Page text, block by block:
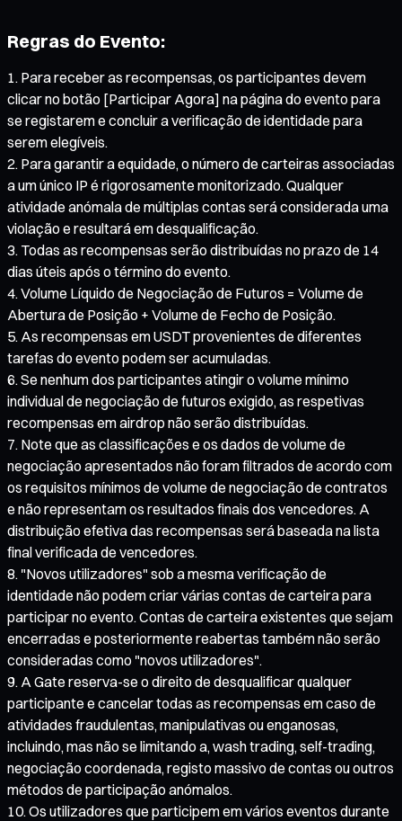
Regras do Evento:
Para receber as recompensas, os participantes devem
clicar no botão [Participar Agora] na página do evento para
se registarem e concluir a verificação de identidade para
serem elegíveis.
Para garantir a equidade, o número de carteiras associadas
a um único IP é rigorosamente monitorizado. Qualquer
atividade anómala de múltiplas contas será considerada uma
violação e resultará em desqualificação.
Todas as recompensas serão distribuídas no prazo de 14
dias úteis após o término do evento.
Volume Líquido de Negociação de Futuros = Volume de
Abertura de Posição + Volume de Fecho de Posição.
As recompensas em USDT provenientes de diferentes
tarefas do evento podem ser acumuladas.
Se nenhum dos participantes atingir o volume mínimo
individual de negociação de futuros exigido, as respetivas
recompensas em airdrop não serão distribuídas.
Note que as classificações e os dados de volume de
negociação apresentados não foram filtrados de acordo com
os requisitos mínimos de volume de negociação de contratos
e não representam os resultados finais dos vencedores. A
distribuição efetiva das recompensas será baseada na lista
final verificada de vencedores.
"Novos utilizadores" sob a mesma verificação de
identidade não podem criar várias contas de carteira para
participar no evento. Contas de carteira existentes que sejam
encerradas e posteriormente reabertas também não serão
consideradas como "novos utilizadores".
A Gate reserva-se o direito de desqualificar qualquer
participante e cancelar todas as recompensas em caso de
atividades fraudulentas, manipulativas ou enganosas,
incluindo, mas não se limitando a, wash trading, self-trading,
negociação coordenada, registo massivo de contas ou outros
métodos de participação anómalos.
Os utilizadores que participem em vários eventos durante